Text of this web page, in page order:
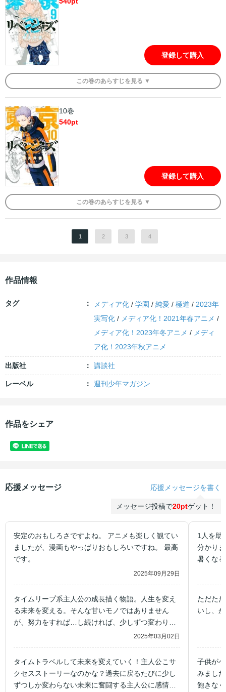
登録して購入
この巻のあらすじを 見る ▼
10巻
540pt
登録して購入
この巻のあらすじを 見る ▼
1 2 3 4
作品情報
タグ メディア化 /学園 /純愛 /極道 /2023年
実写化 / メディア化！2021年春アニメ /
メディア化！2023年冬アニメ / メディ
ア化！2023年秋アニメ
出版社 講談社
レーベル 週刊少年マガジン
作品をシェア
応援メッセージ 応援メッセージを書く
メッセージ投稿で20ptゲット！
安定のおもしろさですよね。 アニメも楽しく観てい
ましたが、漫画もやっぱりおもしろいですね。 最高
です。
2025年09月29日
タイムリープ系主人公の成長描く物語。人生を変え
る未来を変える。そんな甘いモノではありません
が、努力をすれば…し続ければ、少しずつ変わり最
後には大きな何かに変わる。【チリも積もれば】で
2025年03月02日
タイムトラベルして未来を変えていく！主人公こサ
クセスストーリーなのかな？過去に戻るたびに少し
ずつしか変わらない未来に奮闘する主人公に感情移
1人を助
分かり
暑くな
ただた
いし、
子供が
みまし
飽きな